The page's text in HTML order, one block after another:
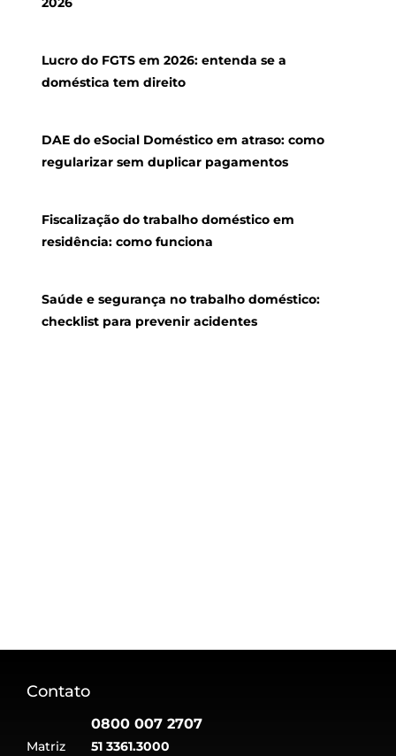
Lucro do FGTS em 2026: entenda se a
doméstica tem direito
DAE do eSocial Doméstico em atraso: como
regularizar sem duplicar pagamentos
Fiscalização do trabalho doméstico em
residência: como funciona
Saúde e segurança no trabalho doméstico:
checklist para prevenir acidentes
Contato
0800 007 2707
Matriz 51 3361.3000